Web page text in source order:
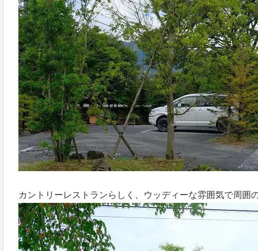
カントリーレストランらしく、ウッディーな雰囲気で周囲